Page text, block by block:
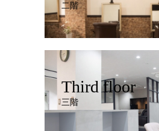
二階
Third floor
三階